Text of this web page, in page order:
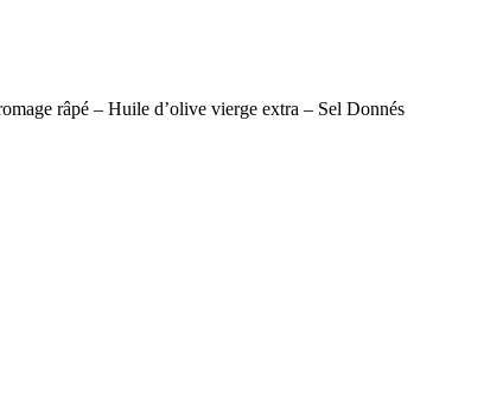
râpé – Huile d’olive vierge extra – Sel Donnés